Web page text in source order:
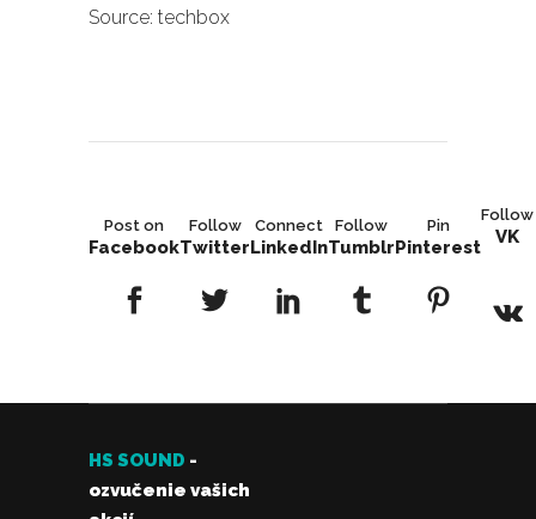
Source: techbox
Post on
Facebook
Follow
Twitter
Connect
LinkedIn
Follow
Tumblr
Pin
Pinterest
Follow
VK
HS SOUND -
ozvučenie vašich